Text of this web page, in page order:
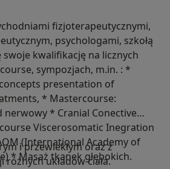
fizjoterapeutycznymi,
psychologami, szkołą
kwalifikację na licznych
sympozjach, m.in. : *
presentation of
* Mastercourse:
nerwowy * Cranial Conective
Viscerosomatic Inegration
(International Academy of
* Masaż tkanek głębokich.
i przewlekłym oraz z
układów ciała.